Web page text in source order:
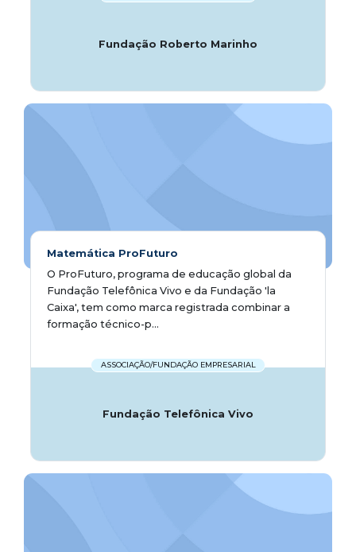
Fundação Roberto Marinho
Matemática ProFuturo
O ProFuturo, programa de educação global da
Fundação Telefônica Vivo e da Fundação 'la
Caixa', tem como marca registrada combinar a
formação técnico-p...
ASSOCIAÇÃO/FUNDAÇÃO EMPRESARIAL
Fundação Telefônica Vivo